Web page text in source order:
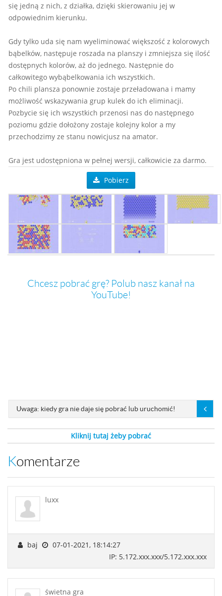
się jedną z nich, z działka, dzięki skierowaniu jej w
odpowiednim kierunku.
Gdy tylko uda się nam wyeliminować większość z kolorowych
bąbelków, następuje roszada na planszy i zmniejsza się ilość
dostępnych kolorów, aż do jednego. Następnie do
całkowitego wybąbelkowania ich wszystkich.
Po chili plansza ponownie zostaje przeładowana i mamy
możliwość wskazywania grup kulek do ich eliminacji.
Pozbycie się ich wszystkich przenosi nas do następnego
poziomu gdzie dołożony zostaje kolejny kolor a my
przechodzimy ze stanu nowicjusz na amator.
Gra jest udostępniona w pełnej wersji, całkowicie za darmo.
Pobierz
Chcesz pobrać grę? Polub nasz kanał na
YouTube!
Uwaga: kiedy gra nie daje się pobrać lub uruchomić!
Kliknij tutaj żeby pobrać
Komentarze
luxx
baj
07-01-2021, 18:14:27
IP: 5.172.xxx.xxx/5.172.xxx.xxx
świetna gra